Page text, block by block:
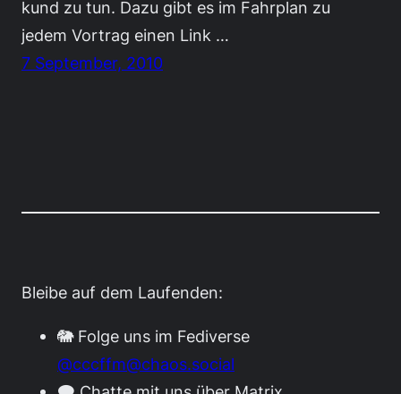
kund zu tun. Dazu gibt es im Fahrplan zu
jedem Vortrag einen Link …
7 September, 2010
Bleibe auf dem Laufenden:
🐘 Folge uns im Fediverse
@cccffm@chaos.social